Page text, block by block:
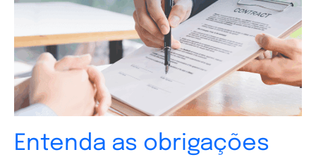
Entenda as obrigações
empresa
o
aviso
prévio